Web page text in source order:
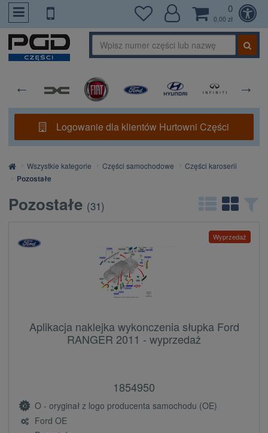
PrzejdzDoTresci
0
0,00 zł
Logowanie dla klientów Hurtowni Części
Strona
główna
Wszystkie kategorie Części samochodowe Części karoserii
Pozostałe
Pozostałe (31)
Wyprzedaż
Aplikacja naklejka wykonczenia słupka Ford
RANGER 2011 - wyprzedaż
1854950
O - oryginał z logo producenta samochodu (OE)
Ford OE